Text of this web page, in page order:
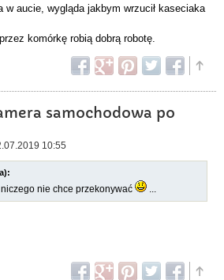
w aucie, wygląda jakbym wrzucił kaseciaka
komórkę robią dobrą robotę.
samochodowa po
10:55
nie chce przekonywać ...